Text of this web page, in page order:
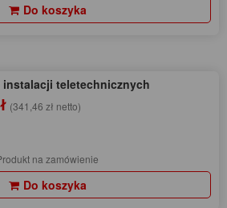
Do koszyka
instalacji teletechnicznych
(341,46 zł netto)
na zamówienie
Do koszyka